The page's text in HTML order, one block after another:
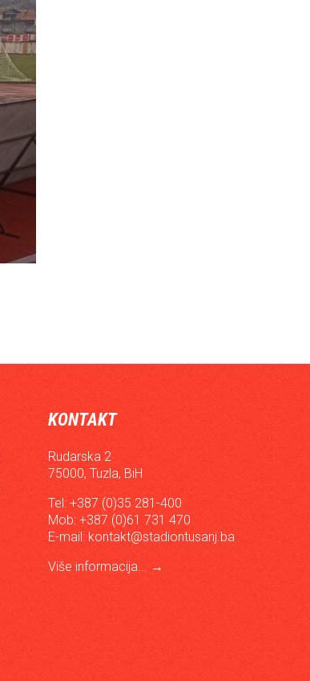
KONTAKT
Rudarska 2
75000, Tuzla, BiH
Tel: +387 (0)35 281-400
Mob: +387 (0)61 731 470
E-mail: kontakt@stadiontusanj.ba
Više informacija...
→